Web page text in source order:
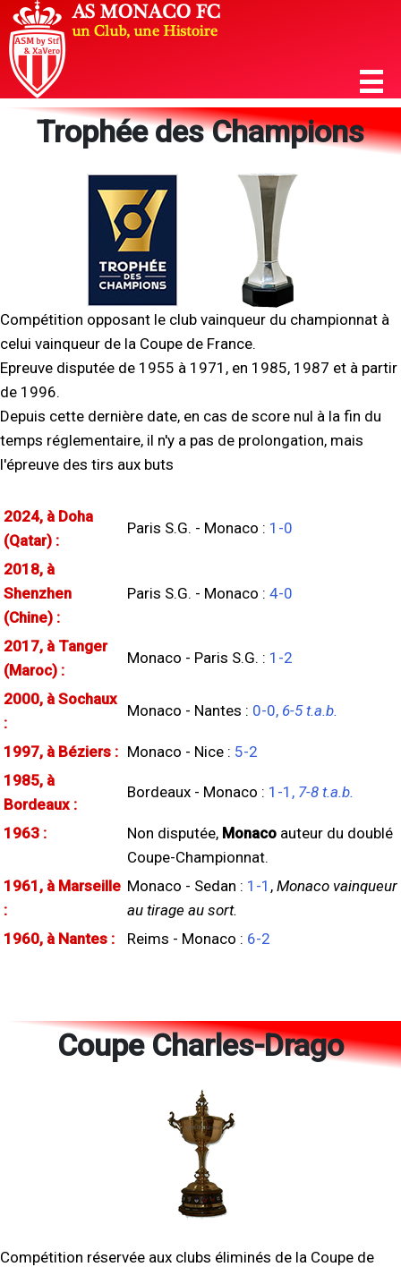
Trophée des Champions
Compétition opposant le club vainqueur du championnat à
celui vainqueur de la Coupe de France.
Epreuve disputée de 1955 à 1971, en 1985, 1987 et à partir
de 1996.
Depuis cette dernière date, en cas de score nul à la fin du
temps réglementaire, il n'y a pas de prolongation, mais
l'épreuve des tirs aux buts
2024, à Doha
(Qatar) :
Paris S.G. - Monaco : 1-0
2018, à
Shenzhen
(Chine) :
Paris S.G. - Monaco : 4-0
2017, à Tanger
(Maroc) :
Monaco - Paris S.G. : 1-2
2000, à Sochaux
:
Monaco - Nantes : 0-0, 6-5 t.a.b.
1997, à Béziers : Monaco - Nice : 5-2
1985, à
Bordeaux :
Bordeaux - Monaco : 1-1, 7-8 t.a.b.
1963 : Non disputée, Monaco auteur du doublé
Coupe-Championnat.
1961, à Marseille
:
Monaco - Sedan : 1-1 , Monaco vainqueur
au tirage au sort.
1960, à Nantes :
Reims - Monaco : 6-2
Coupe Charles-Drago
Compétition réservée aux clubs éliminés de la Coupe de